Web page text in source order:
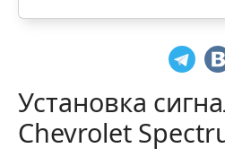
Установка
Chevrolet